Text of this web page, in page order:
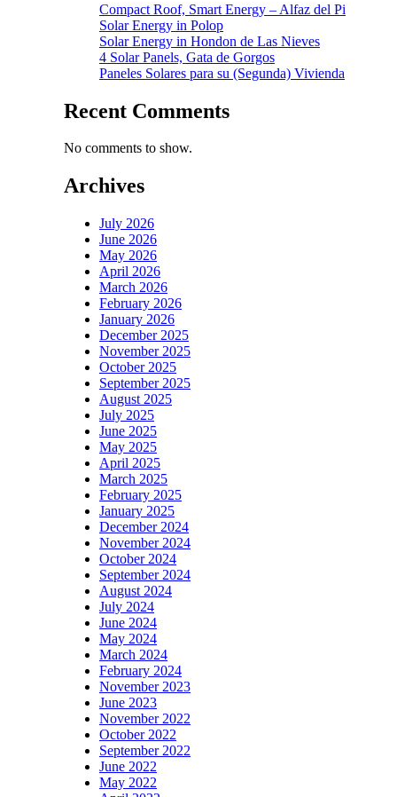
Compact Roof, Smart Energy – Alfaz del Pi
Solar Energy in Polop
Solar Energy in Hondon de Las Nieves
4 Solar Panels, Gata de Gorgos
Paneles Solares para su (Segunda) Vivienda
Recent Comments
No comments to show.
Archives
July 2026
June 2026
May 2026
April 2026
March 2026
February 2026
January 2026
December 2025
November 2025
October 2025
September 2025
August 2025
July 2025
June 2025
May 2025
April 2025
March 2025
February 2025
January 2025
December 2024
November 2024
October 2024
September 2024
August 2024
July 2024
June 2024
May 2024
March 2024
February 2024
November 2023
June 2023
November 2022
October 2022
September 2022
June 2022
May 2022